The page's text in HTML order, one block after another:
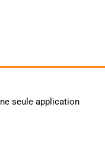
seule application